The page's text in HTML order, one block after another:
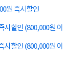
원 즉시할인
시할인 (800,000원 이
시할인 (800,000원 이